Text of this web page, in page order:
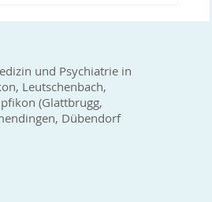
und Psychiatrie in
Leutschenbach,
(Glattbrugg,
Dübendorf